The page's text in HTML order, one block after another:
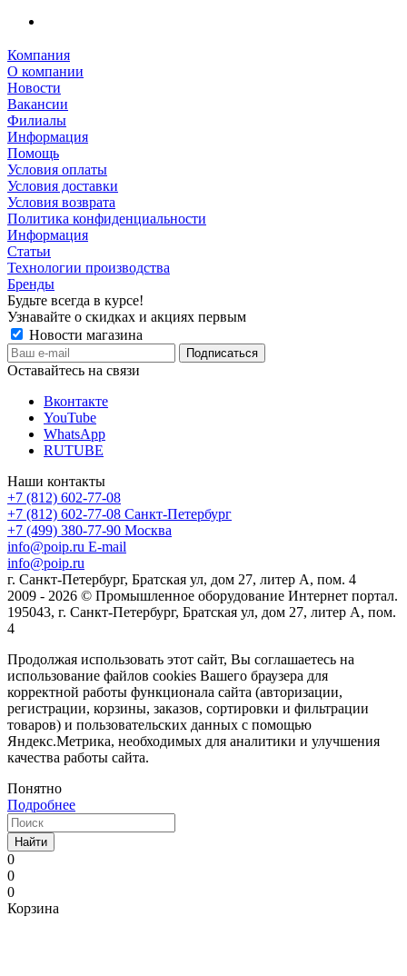
Компания
О компании
Новости
Вакансии
Филиалы
Информация
Помощь
Условия оплаты
Условия доставки
Условия возврата
Политика конфиденциальности
Информация
Статьи
Технологии производства
Бренды
Будьте всегда в курсе!
Узнавайте о скидках и акциях первым
Новости магазина
Оставайтесь на связи
Вконтакте
YouTube
WhatsApp
RUTUBE
Наши контакты
+7 (812) 602-77-08
+7 (812) 602-77-08 Санкт-Петербург
+7 (499) 380-77-90 Москва
info@poip.ru E-mail
info@poip.ru
г. Санкт-Петербург, Братская ул, дом 27, литер А, пом. 4
2009 - 2026 © Промышленное оборудование Интернет портал.
195043, г. Санкт-Петербург, Братская ул, дом 27, литер А, пом.
4
Продолжая использовать этот сайт, Вы соглашаетесь на
использование файлов cookies Вашего браузера для
корректной работы функционала сайта (авторизации,
регистрации, корзины, заказов, сортировки и фильтрации
товаров) и пользовательских данных с помощью
Яндекс.Метрика, необходимых для аналитики и улучшения
качества работы сайта.
Понятно
Подробнее
Найти
0
0
0
Корзина